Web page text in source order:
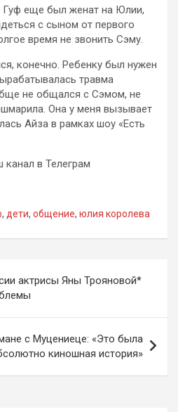
еще был женат на Юлии,
с сыном от первого
время не звонить Сэму.
конечно. Ребенку был нужен
травма
не общался с Сэмом, не
Она у меня вызывает
Айза в рамках шоу «Есть
в Телеграм
, дети, общение, юлия королева
актрисы Яны Трояновой*
с Муцениеце: «Это была
киношная история»